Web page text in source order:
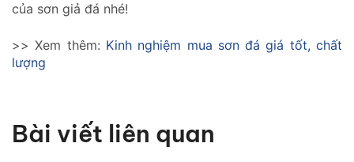
của sơn giả đá nhé!
>> Xem thêm: Kinh nghiệm mua sơn đá giá tốt, chất
lượng
Bài viết liên quan